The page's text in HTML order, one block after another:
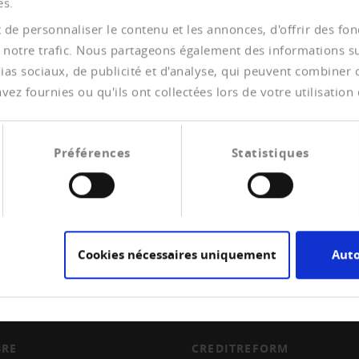
personnaliser le contenu et les annonces, d'offrir des
notre trafic. Nous partageons également des informations
sociaux, de publicité et d'analyse, qui peuvent combiner
fournies ou qu'ils ont collectées lors de votre utilisation
Préférences Statistiques
Cookies nécessaires uniquement
der Energiekosten nicht mehr finanzierbar sei.
hält Peterlin für unwahrscheinlich. Diese Welle
CREDITREFORM